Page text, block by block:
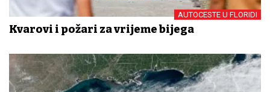
AUTOCESTE U FLORIDI
Kvarovi i požari za vrijeme bijega